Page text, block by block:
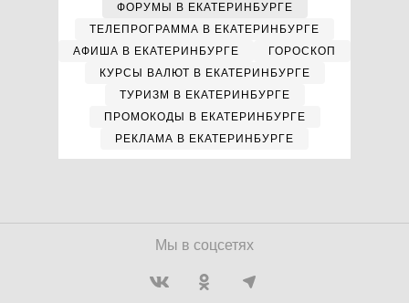
ФОРУМЫ В ЕКАТЕРИНБУРГЕ
ТЕЛЕПРОГРАММА В ЕКАТЕРИНБУРГЕ
АФИША В ЕКАТЕРИНБУРГЕ
ГОРОСКОП
КУРСЫ ВАЛЮТ В ЕКАТЕРИНБУРГЕ
ТУРИЗМ В ЕКАТЕРИНБУРГЕ
ПРОМОКОДЫ В ЕКАТЕРИНБУРГЕ
РЕКЛАМА В ЕКАТЕРИНБУРГЕ
Мы в соцсетях